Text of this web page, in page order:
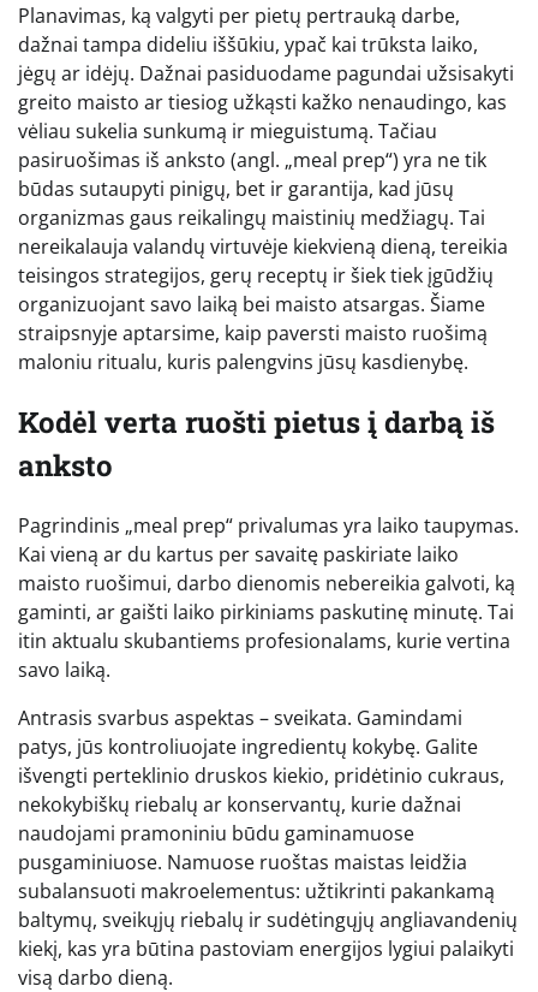
Planavimas, ką valgyti per pietų pertrauką darbe,
dažnai tampa dideliu iššūkiu, ypač kai trūksta laiko,
jėgų ar idėjų. Dažnai pasiduodame pagundai užsisakyti
greito maisto ar tiesiog užkąsti kažko nenaudingo, kas
vėliau sukelia sunkumą ir mieguistumą. Tačiau
pasiruošimas iš anksto (angl. „meal prep“) yra ne tik
būdas sutaupyti pinigų, bet ir garantija, kad jūsų
organizmas gaus reikalingų maistinių medžiagų. Tai
nereikalauja valandų virtuvėje kiekvieną dieną, tereikia
teisingos strategijos, gerų receptų ir šiek tiek įgūdžių
organizuojant savo laiką bei maisto atsargas. Šiame
straipsnyje aptarsime, kaip paversti maisto ruošimą
maloniu ritualu, kuris palengvins jūsų kasdienybę.
Kodėl verta ruošti pietus į darbą iš
anksto
Pagrindinis „meal prep“ privalumas yra laiko taupymas.
Kai vieną ar du kartus per savaitę paskiriate laiko
maisto ruošimui, darbo dienomis nebereikia galvoti, ką
gaminti, ar gaišti laiko pirkiniams paskutinę minutę. Tai
itin aktualu skubantiems profesionalams, kurie vertina
savo laiką.
Antrasis svarbus aspektas – sveikata. Gamindami
patys, jūs kontroliuojate ingredientų kokybę. Galite
išvengti perteklinio druskos kiekio, pridėtinio cukraus,
nekokybiškų riebalų ar konservantų, kurie dažnai
naudojami pramoniniu būdu gaminamuose
pusgaminiuose. Namuose ruoštas maistas leidžia
subalansuoti makroelementus: užtikrinti pakankamą
baltymų, sveikųjų riebalų ir sudėtingųjų angliavandenių
kiekį, kas yra būtina pastoviam energijos lygiui palaikyti
visą darbo dieną.